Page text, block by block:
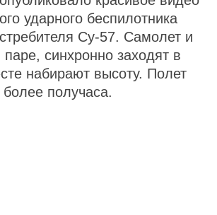
ударного беспилотника
Су-57. Самолет и
синхронно заходят в
набирают высоту. Полет
получаса.